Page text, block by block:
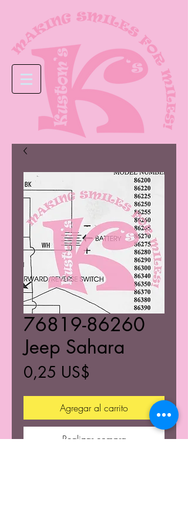
76819-86260
Jeep Sahara
0,25 US$
Agregar al carrito
Realizar compra